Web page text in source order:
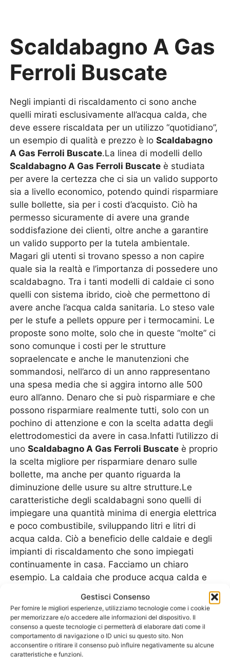
Gestisci Consenso
Per fornire le migliori esperienze, utilizziamo tecnologie come i cookie
per memorizzare e/o accedere alle informazioni del dispositivo. Il
consenso a queste tecnologie ci permetterà di elaborare dati come il
comportamento di navigazione o ID unici su questo sito. Non
acconsentire o ritirare il consenso può influire negativamente su alcune
caratteristiche e funzioni.
Scaldabagno A Gas
Ferroli Buscate
Negli impianti di riscaldamento ci sono anche
quelli mirati esclusivamente all’acqua calda, che
deve essere riscaldata per un utilizzo “quotidiano”,
un esempio di qualità e prezzo è loScaldabagno
A Gas Ferroli Buscate.La linea di modelli dello
Scaldabagno A Gas Ferroli Buscate è studiata
per avere la certezza che ci sia un valido supporto
sia a livello economico, potendo quindi risparmiare
sulle bollette, sia per i costi d’acquisto. Ciò ha
permesso sicuramente di avere una grande
soddisfazione dei clienti, oltre anche a garantire
un valido supporto per la tutela ambientale.
Magari gli utenti si trovano spesso a non capire
quale sia la realtà e l’importanza di possedere uno
scaldabagno. Tra i tanti modelli di caldaie ci sono
quelli con sistema ibrido, cioè che permettono di
avere anche l’acqua calda sanitaria. Lo steso vale
per le stufe a pellets oppure per i termocamini. Le
proposte sono molte, solo che in queste “molte” ci
sono comunque i costi per le strutture
sopraelencate e anche le manutenzioni che
sommandosi, nell’arco di un anno rappresentano
una spesa media che si aggira intorno alle 500
euro all’anno. Denaro che si può risparmiare e che
possono risparmiare realmente tutti, solo con un
pochino di attenzione e con la scelta adatta degli
elettrodomestici da avere in casa.Infatti l’utilizzo di
unoScaldabagno A Gas Ferroli Buscate è proprio
la scelta migliore per risparmiare denaro sulle
bollette, ma anche per quanto riguarda la
diminuzione delle usure su altre strutture.Le
caratteristiche degli scaldabagni sono quelli di
impiegare una quantità minima di energia elettrica
e poco combustibile, sviluppando litri e litri di
acqua calda. Ciò a beneficio delle caldaie e degli
impianti di riscaldamento che sono impiegati
continuamente in casa. Facciamo un chiaro
esempio. La caldaia che produce acqua calda e
termosifoni. La caldaia sarà costretta a rimanere
accesa, regolata su diversi utilizzi, in base alle
stagioni. Questo vuol dire che essa, per 365 giorni
all’anno, rimane in attivo e quindi si usura
lentamente, ma inesorabilmente. Uno dei problemi